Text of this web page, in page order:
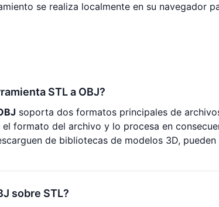
se realiza localmente en su navegador
STL a OBJ?
soporta dos formatos principales de
formato del archivo y lo procesa en
de bibliotecas de modelos 3D,
sobre STL?